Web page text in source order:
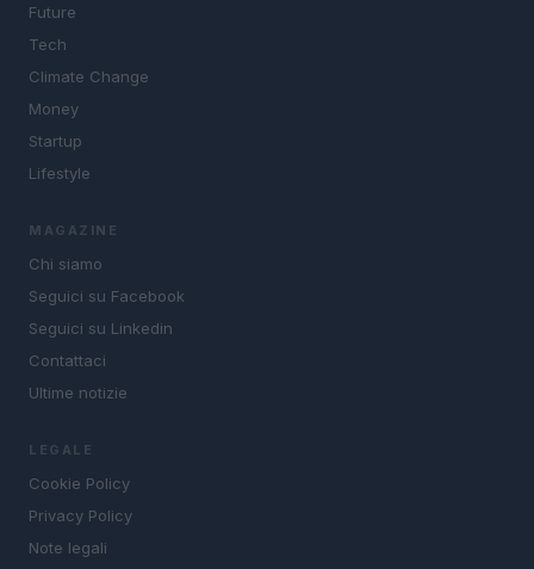
Future
Tech
Climate Change
Money
Startup
Lifestyle
MAGAZINE
Chi siamo
Seguici su Facebook
Seguici su Linkedin
Contattaci
Ultime notizie
LEGALE
Cookie Policy
Privacy Policy
Note legali